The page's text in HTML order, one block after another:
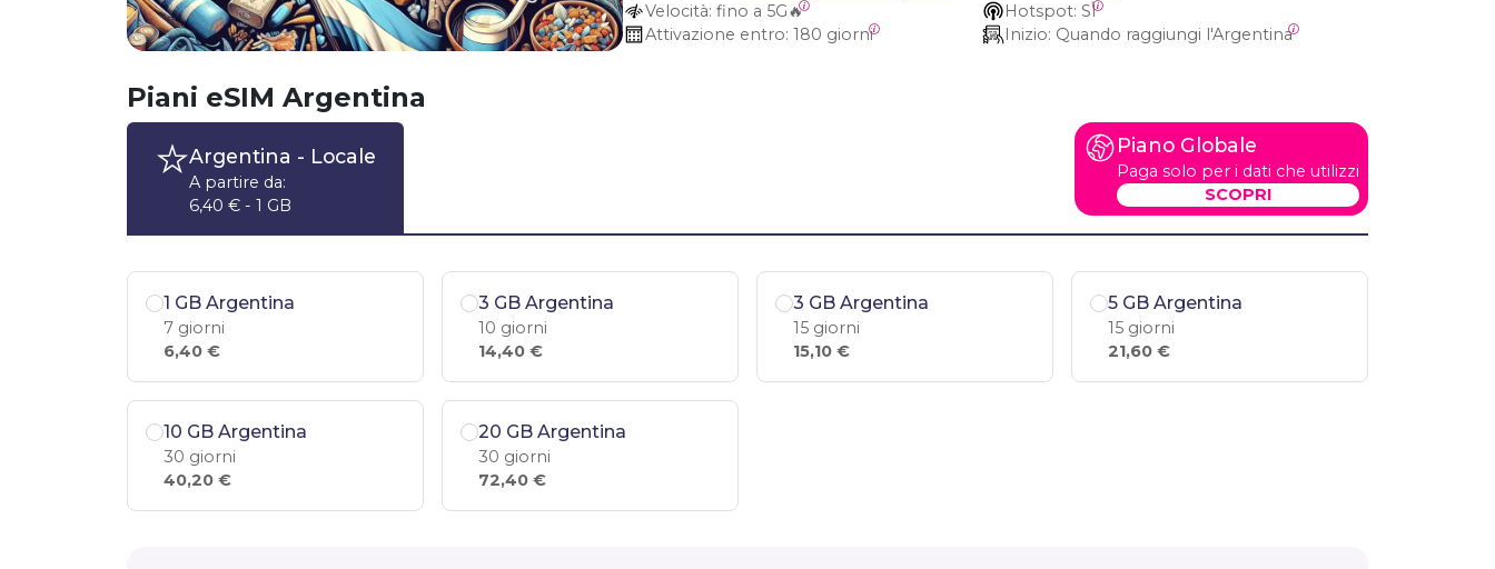
Velocità: fino a 5G🔥 Hotspot: SÌ
Attivazione entro: 180 giorni Inizio: Quando raggiungi l'Argentina
Piani eSIM Argentina
Argentina - Locale
A partire da:
6,40 € - 1 GB
Piano Globale
Paga solo per i dati che utilizzi
SCOPRI
1 GB Argentina
7 giorni
6,40 €
3 GB Argentina
10 giorni
14,40 €
3 GB Argentina
15 giorni
15,10 €
5 GB Argentina
15 giorni
21,60 €
10 GB Argentina
30 giorni
40,20 €
20 GB Argentina
30 giorni
72,40 €